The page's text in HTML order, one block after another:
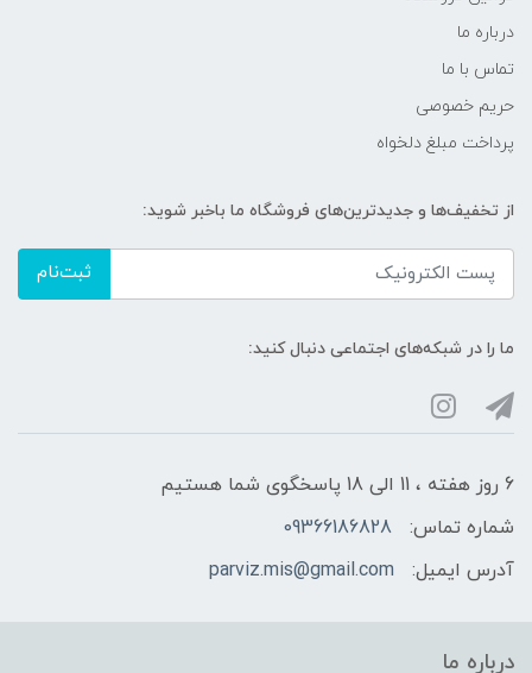
درباره ما
تماس با ما
حریم خصوصی
پرداخت مبلغ دلخواه
از تخفیف‌ها و جدیدترین‌های فروشگاه ما باخبر شوید:
ثبت‌نام
ما را در شبکه‌های اجتماعی دنبال کنید:
6 روز هفته ، 11 الی 18 پاسخگوی شما هستیم
شماره تماس:
09366186828
آدرس ایمیل:
parviz.mis@gmail.com
درباره ما